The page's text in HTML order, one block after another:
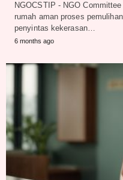
NGOCSTIP - NGO
rumah aman proses
penyintas kekerasan…
6 months ago